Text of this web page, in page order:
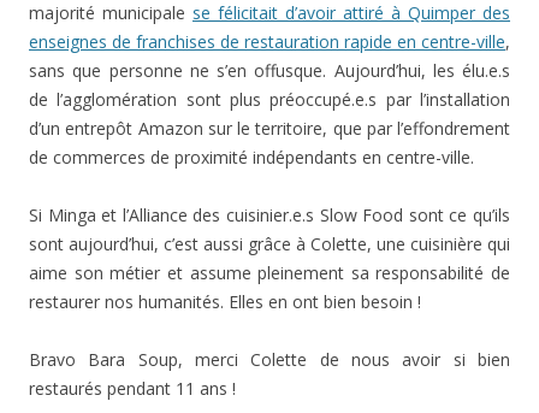
majorité municipale se félicitait d’avoir attiré à Quimper des
enseignes de franchises de restauration rapide en centre-ville,
sans que personne ne s’en offusque. Aujourd’hui, les élu.e.s
de l’agglomération sont plus préoccupé.e.s par l’installation
d’un entrepôt Amazon sur le territoire, que par l’effondrement
de commerces de proximité indépendants en centre-ville.
Si Minga et l’Alliance des cuisinier.e.s Slow Food sont ce qu’ils
sont aujourd’hui, c’est aussi grâce à Colette, une cuisinière qui
aime son métier et assume pleinement sa responsabilité de
restaurer nos humanités. Elles en ont bien besoin !
Bravo Bara Soup, merci Colette de nous avoir si bien
restaurés pendant 11 ans !